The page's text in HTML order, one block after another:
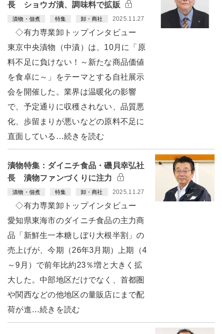
長 ショウガ漬、調味料で拡販
漬物・佃煮 特集 卸・商社 2025.11.27
◇有力専業卸トップインタビュー
東京中央漬物（中漬）は、10月に「原
料不足に負けない！～新たな商品価値
を食卓に～」をテーマとする自社展示
会を開催した。業界は温暖化の影響
で、予定通りに収穫されない、品質悪
化、歩留まりが悪いなどの原料不足に
直面している…続きを読む
漬物特集：ダイニチ食品・磯貝幸弘社
長 漬物ファンづくりに注力
漬物・佃煮 特集 卸・商社 2025.11.27
◇有力専業卸トップインタビュー
愛知県東海市のダイニチ食品の主力商
品「新鮮生一本糖しぼり大根半割」の
売上げが、今期（26年3月期）上期（4
～9月）で前年比約23％増と大きく拡
大した。中部地区だけでなく、首都圏
や関西などの他地区の量販店にまで配
荷が進…続きを読む